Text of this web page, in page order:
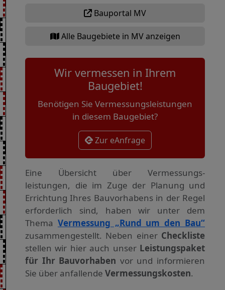
Bauportal MV
Alle Baugebiete in MV anzeigen
Wir vermessen in Ihrem
Baugebiet!
Benötigen Sie Vermessungsleistungen
in diesem Baugebiet?
Zur eAnfrage
Eine Übersicht über Vermessungs­
leistungen, die im Zuge der Planung und
Errichtung Ihres Bauvorhabens in der Regel
erforderlich sind, haben wir unter dem
Thema Vermessung „Rund um den Bau“
zusammengestellt. Neben einer Checkliste
stellen wir hier auch unser Leistungspaket
für Ihr Bauvorhaben vor und informieren
Sie über anfallende Vermessungskosten.